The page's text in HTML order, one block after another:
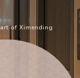
of Ximending